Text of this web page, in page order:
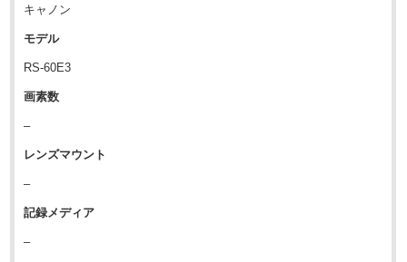
キャノン
モデル
RS-60E3
画素数
–
レンズマウント
–
記録メディア
–